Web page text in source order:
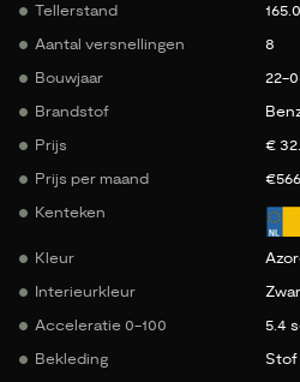
Tellerstand
Aantal versnellingen
8
Bouwjaar
22-
Brandstof
Prijs
€
Prijs per maand
€566
Kenteken
Kleur
Interieurkleur
Acceleratie 0-100
5.4
Bekleding
Stof